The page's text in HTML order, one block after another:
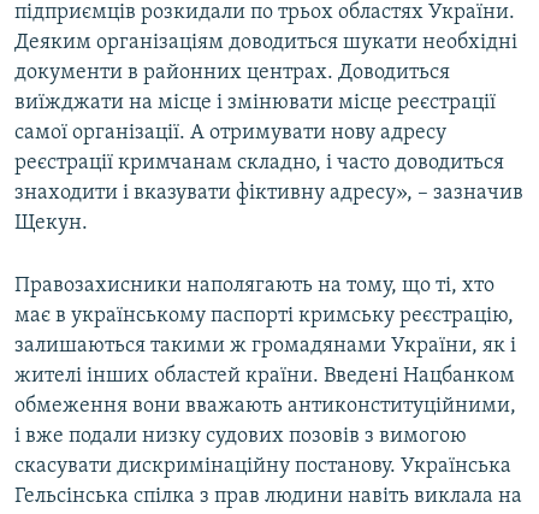
підприємців розкидали по трьох областях України.
Деяким організаціям доводиться шукати необхідні
документи в районних центрах. Доводиться
виїжджати на місце і змінювати місце реєстрації
самої організації. А отримувати нову адресу
реєстрації кримчанам складно, і часто доводиться
знаходити і вказувати фіктивну адресу», – зазначив
Щекун.
Правозахисники наполягають на тому, що ті, хто
має в українському паспорті кримську реєстрацію,
залишаються такими ж громадянами України, як і
жителі інших областей країни. Введені Нацбанком
обмеження вони вважають антиконституційними,
і вже подали низку судових позовів з вимогою
скасувати дискримінаційну постанову. Українська
Гельсінська спілка з прав людини навіть виклала на